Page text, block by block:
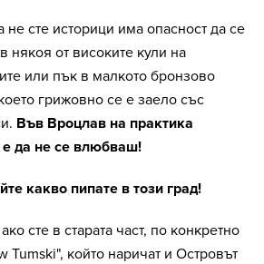
не сте историци има опасност да се
някоя от високите кули на
или пък в малкото бронзово
грижовно се е заело със
Във Вроцлав на практика
е да не се влюбваш!
какво пипате в този град!
сте в старата част, по конкретно
Tumski", който наричат и Островът